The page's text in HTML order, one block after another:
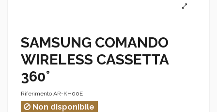
SAMSUNG COMANDO
WIRELESS CASSETTA
360°
Riferimento AR-KH00E
Non disponibile